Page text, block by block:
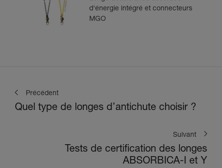
d'énergie intégré et connecteurs
MGO
Précédent
Quel type de longes d’antichute choisir ?
Suivant
Tests de certification des longes
ABSORBICA-I et Y